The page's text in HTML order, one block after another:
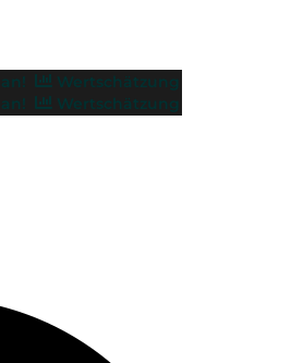
Wertschätzung
Wertschätzung